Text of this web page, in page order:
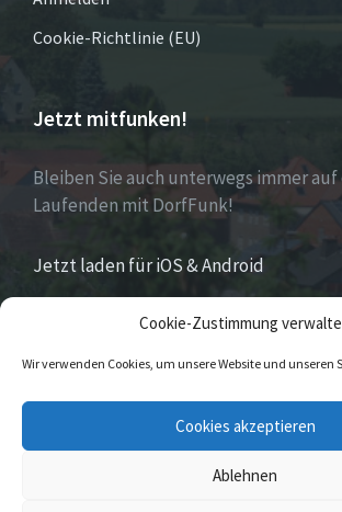
Cookie-Zustimmung
Wir verwenden Cookies, um unsere Website und unseren
Cookies akzeptieren
Ablehnen
Cookie-Richtlinie (EU)
Jetzt mitfunken!
Bleiben Sie auch unterwegs immer auf
Laufenden mit DorfFunk!
Jetzt laden für iOS & Android
Eversenist Stadtteil der Stadt
Höxter im östlichen Nordrhein-